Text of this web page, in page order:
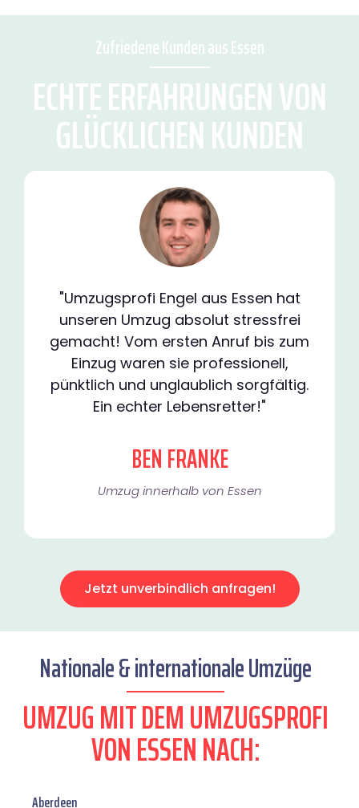
Zufriedene Kunden aus Essen
ECHTE ERFAHRUNGEN VON
GLÜCKLICHEN KUNDEN
"Umzugsprofi Engel aus Essen hat
unseren Umzug absolut stressfrei
gemacht! Vom ersten Anruf bis zum
Einzug waren sie professionell,
pünktlich und unglaublich sorgfältig.
Ein echter Lebensretter!"
BEN FRANKE
Umzug innerhalb von Essen​
Jetzt unverbindlich anfragen!
Nationale & internationale Umzüge
UMZUG MIT DEM UMZUGSPROFI
VON ESSEN NACH:
Aberdeen